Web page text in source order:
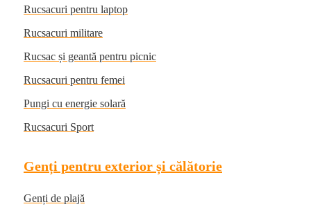
Rucsacuri pentru laptop
Rucsacuri militare
Rucsac și geantă pentru picnic
Rucsacuri pentru femei
Pungi cu energie solară
Rucsacuri Sport
Genți pentru exterior și călătorie
Genți de plajă